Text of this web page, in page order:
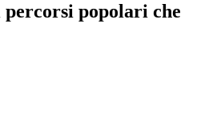
popolari che